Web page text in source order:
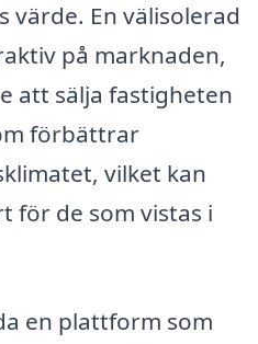
värde. En välisolerad
på marknaden,
att sälja fastigheten
förbättrar
vilket kan
för de som vistas i
en plattform som